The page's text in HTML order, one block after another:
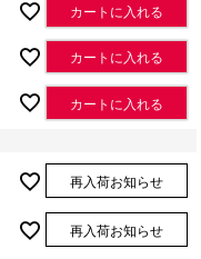
カートに入れる
カートに入れる
カートに入れる
再入荷お知らせ
再入荷お知らせ